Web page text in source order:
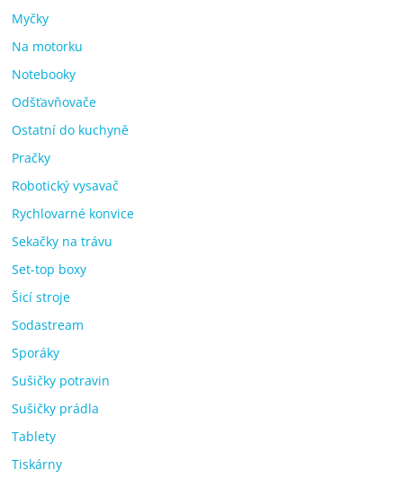
Myčky
Na motorku
Notebooky
Odšťavňovače
Ostatní do kuchyně
Pračky
Robotický vysavač
Rychlovarné konvice
Sekačky na trávu
Set-top boxy
Šicí stroje
Sodastream
Sporáky
Sušičky potravin
Sušičky prádla
Tablety
Tiskárny